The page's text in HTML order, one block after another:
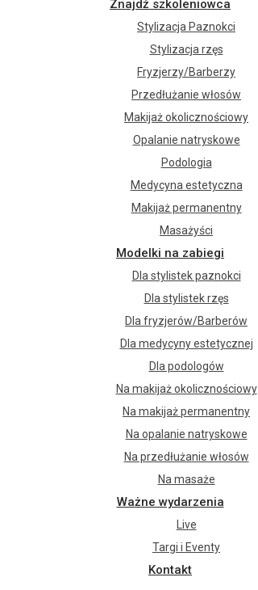
Znajdź szkoleniowca
Stylizacja Paznokci
Stylizacja rzęs
Fryzjerzy/Barberzy
Przedłużanie włosów
Makijaż okolicznościowy
Opalanie natryskowe
Podologia
Medycyna estetyczna
Makijaż permanentny
Masażyści
Modelki na zabiegi
Dla stylistek paznokci
Dla stylistek rzęs
Dla fryzjerów/Barberów
Dla medycyny estetycznej
Dla podologów
Na makijaż okolicznościowy
Na makijaż permanentny
Na opalanie natryskowe
Na przedłużanie włosów
Na masaże
Ważne wydarzenia
Live
Targi i Eventy
Kontakt